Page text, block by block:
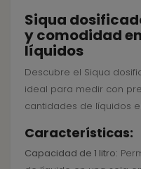
Siqua
y comodidad
líquidos
Descubre el Siqua
ideal para medir con
cantidades de líquidos
Características:
Capacidad de 1 litro: